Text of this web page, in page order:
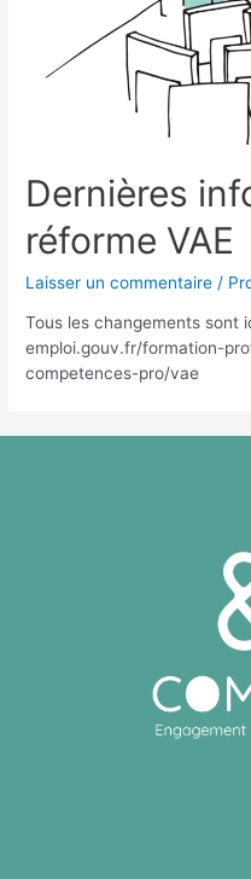
Dernières
réforme VAE
Laisser un commentaire /
Tous les changements sont
emploi.gouv.fr/formation-
competences-pro/vae